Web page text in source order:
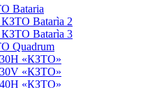
Bataria
КЗТО Batarìa 2
КЗТО Batarìa 3
Quadrum
«КЗТО»
«КЗТО»
«КЗТО»